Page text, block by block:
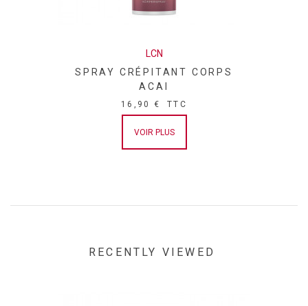
LCN
SPRAY CRÉPITANT CORPS
ACAI
16,90 € TTC
VOIR PLUS
RECENTLY VIEWED